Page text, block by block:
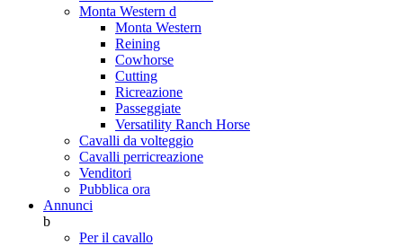
Monta Western d
Monta Western
Reining
Cowhorse
Cutting
Ricreazione
Passeggiate
Versatility Ranch Horse
Cavalli da volteggio
Cavalli perricreazione
Venditori
Pubblica ora
Annunci
b
Per il cavallo